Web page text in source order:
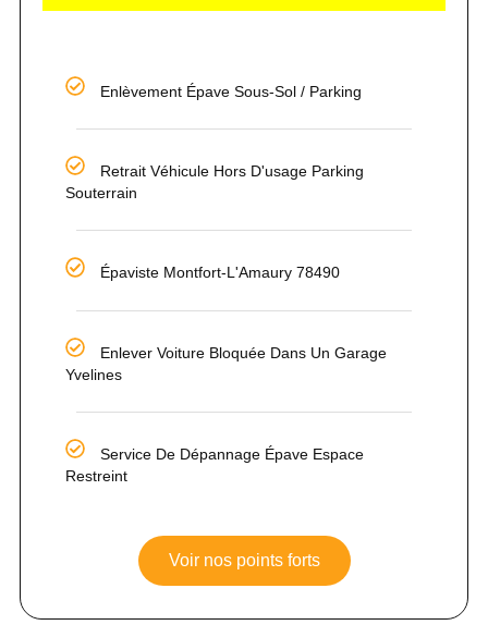
Enlèvement Épave Sous-Sol / Parking
Retrait Véhicule Hors D'usage Parking
Souterrain
Épaviste Montfort-L'Amaury 78490
Enlever Voiture Bloquée Dans Un Garage
Yvelines
Service De Dépannage Épave Espace
Restreint
Voir nos points forts